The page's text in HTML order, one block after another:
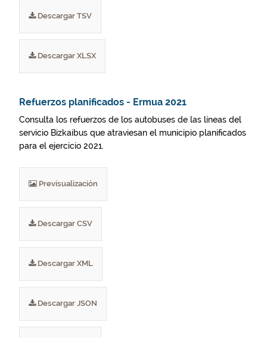
Descargar TSV
Descargar XLSX
Refuerzos planificados - Ermua 2021
Consulta los refuerzos de los autobuses de las líneas del
servicio Bizkaibus que atraviesan el municipio planificados
para el ejercicio 2021.
Previsualización
Descargar CSV
Descargar XML
Descargar JSON